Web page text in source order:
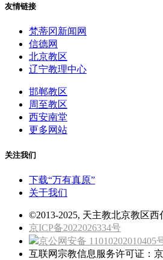
友情链接
梵蒂冈新闻网
信德网
北京教区
辽宁教理中心
邯郸教区
周至教区
西安南堂
更多网站
关注我们
下载“万有真原”
关于我们
©2013-2025, 天主教北京教区
京ICP备2022026334号
京公网安备 11010202010405
互联网宗教信息服务许可证：